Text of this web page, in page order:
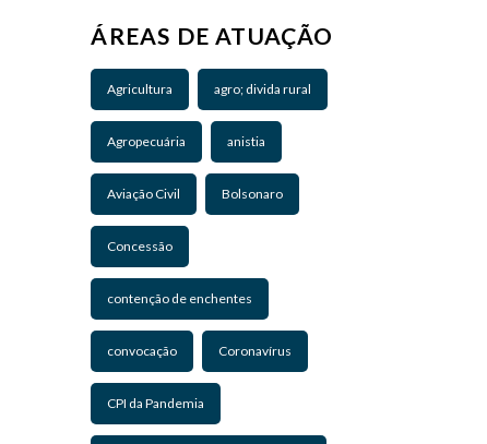
ÁREAS DE ATUAÇÃO
Agricultura agro; divida rural
Agropecuária anistia
Aviação Civil Bolsonaro
Concessão
contenção de enchentes
convocação Coronavírus
CPI da Pandemia